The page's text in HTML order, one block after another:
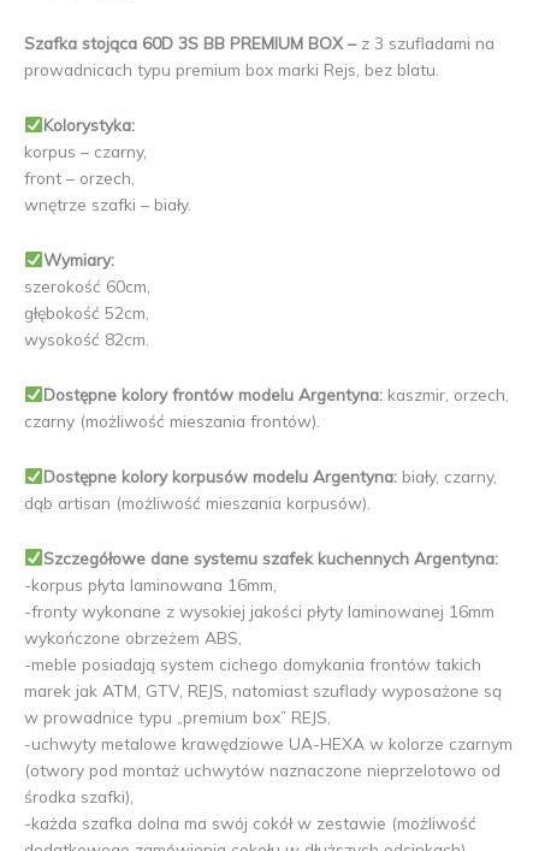
Szafka stojąca 60D 3S BB PREMIUM BOX – z 3 szufladami na
prowadnicach typu premium box marki Rejs, bez blatu.
Kolorystyka:
korpus – czarny,
front – orzech,
wnętrze szafki – biały.
Wymiary:
szerokość 60cm,
głębokość 52cm,
wysokość 82cm.
Dostępne kolory frontów modelu Argentyna:kaszmir, orzech,
czarny (możliwość mieszania frontów).
Dostępne kolory korpusów modelu Argentyna:biały, czarny,
dąb artisan (możliwość mieszania korpusów).
Szczegółowe dane systemu szafek kuchennych Argentyna:
-korpus płyta laminowana 16mm,
-fronty wykonane z wysokiej jakości płyty laminowanej 16mm
wykończone obrzeżem ABS,
-meble posiadają system cichego domykania frontów takich
marek jak ATM, GTV, REJS, natomiast szuflady wyposażone są
w prowadnice typu „premium box” REJS,
-uchwyty metalowe krawędziowe UA-HEXA w kolorze czarnym
(otwory pod montaż uchwytów naznaczone nieprzelotowo od
środka szafki),
-każda szafka dolna ma swój cokół w zestawie (możliwość